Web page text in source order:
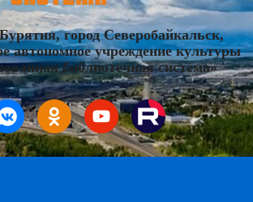
город Северобайкальск,
автономное учреждение культуры
библиотечная система»